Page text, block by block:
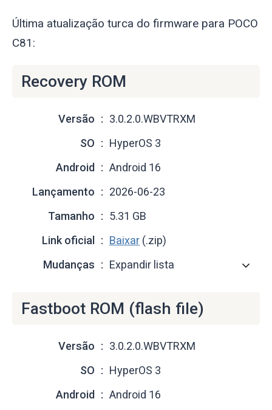
Última atualização turca do firmware para POCO
C81:
Recovery ROM
Versão
3.0.2.0.WBVTRXM
SO
HyperOS 3
Android
Android 16
Lançamento
2026-06-23
Tamanho
5.31 GB
Link oficial
Baixar (.zip)
Mudanças
Expandir lista
Fastboot ROM (flash file)
Versão
3.0.2.0.WBVTRXM
SO
HyperOS 3
Android
Android 16